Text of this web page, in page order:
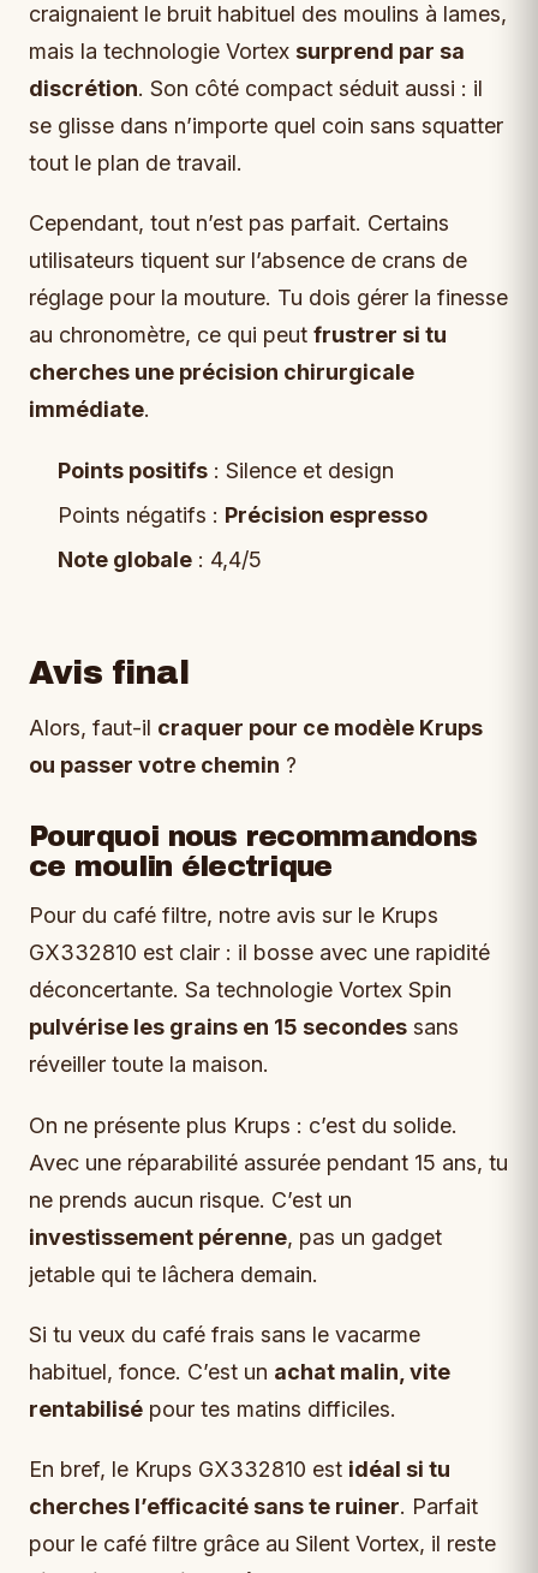
craignaient le bruit habituel des moulins à lames,
mais la technologie Vortex surprend par sa
discrétion. Son côté compact séduit aussi : il
se glisse dans n’importe quel coin sans squatter
tout le plan de travail.
Cependant, tout n’est pas parfait. Certains
utilisateurs tiquent sur l’absence de crans de
réglage pour la mouture. Tu dois gérer la finesse
au chronomètre, ce qui peut frustrer si tu
cherches une précision chirurgicale
immédiate.
Points positifs : Silence et design
Points négatifs : Précision espresso
Note globale : 4,4/5
Avis final
Alors, faut-il craquer pour ce modèle Krups
ou passer votre chemin ?
Pourquoi nous recommandons
ce moulin électrique
Pour du café filtre, notre avis sur le Krups
GX332810 est clair : il bosse avec une rapidité
déconcertante. Sa technologie Vortex Spin
pulvérise les grains en 15 secondes sans
réveiller toute la maison.
On ne présente plus Krups : c’est du solide.
Avec une réparabilité assurée pendant 15 ans, tu
ne prends aucun risque. C’est un
investissement pérenne, pas un gadget
jetable qui te lâchera demain.
Si tu veux du café frais sans le vacarme
habituel, fonce. C’est un achat malin, vite
rentabilisé pour tes matins difficiles.
En bref, le Krups GX332810 est idéal si tu
cherches l’efficacité sans te ruiner. Parfait
pour le café filtre grâce au Silent Vortex, il reste